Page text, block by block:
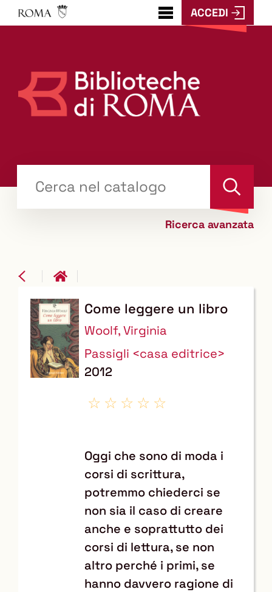
???
menu.button???
ACCEDI
il tuo libro "Catalogo"
Cerca
Ricerca avanzata
Dettaglio
del
documento
Come leggere un libro
Woolf, Virginia
Passigli <casa editrice>
2012
Oggi che sono di moda i
corsi di scrittura,
potremmo chiederci se
non sia il caso di creare
anche e soprattutto dei
corsi di lettura, se non
altro perché i primi, se
hanno davvero ragione di